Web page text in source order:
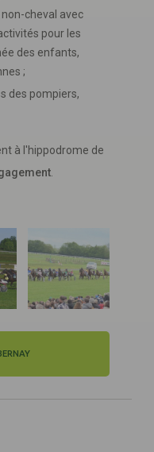
cheval avec
pour les
des enfants,
;
des pompiers,
à l'hippodrome de